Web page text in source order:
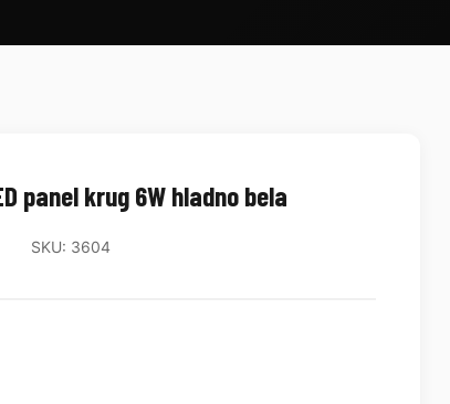
panel krug 6W hladno bela
SKU: 3604